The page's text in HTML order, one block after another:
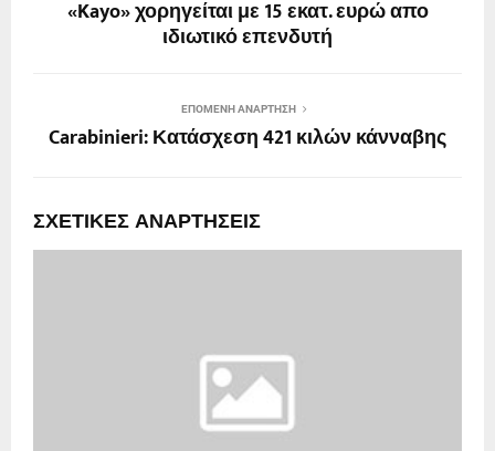
«Kayo» χορηγείται με 15 εκατ. ευρώ απο
ιδιωτικό επενδυτή
ΕΠΌΜΕΝΗ ΑΝΆΡΤΗΣΗ
Carabinieri: Κατάσχεση 421 κιλών κάνναβης
ΣΧΕΤΙΚΈΣ ΑΝΑΡΤΉΣΕΙΣ